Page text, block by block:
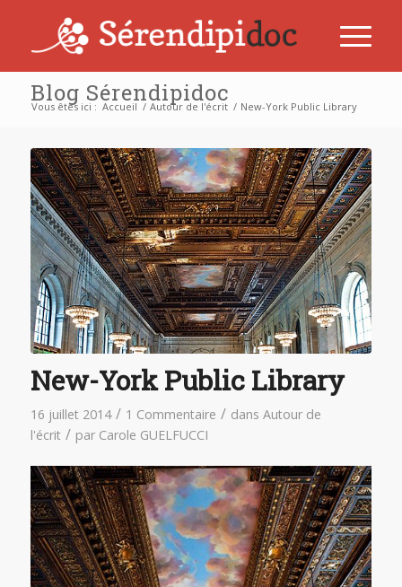
Blog Sérendipidoc
Vous êtes ici : Accueil / Autour de l'écrit / New-York Public Library
New-York Public Library
16 juillet 2014 / 1 Commentaire / dans Autour de
l'écrit / par Carole GUELFUCCI
dit :